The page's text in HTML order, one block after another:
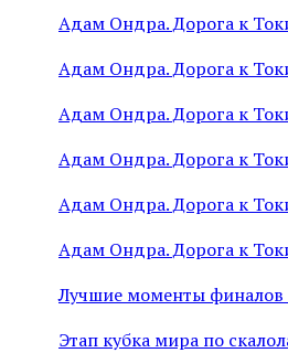
Адам Ондра. Дорога к
Адам Ондра. Дорога к
Адам Ондра. Дорога к
Адам Ондра. Дорога к
Адам Ондра. Дорога к
Адам Ондра. Дорога к
Лучшие моменты финалов
Этап кубка мира по